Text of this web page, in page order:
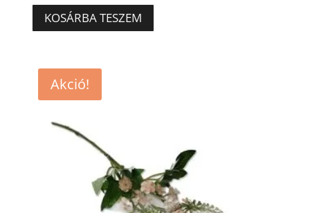
was:
790 Ft.
is:
550 Ft.
KOSÁRBA TESZEM
Akció!